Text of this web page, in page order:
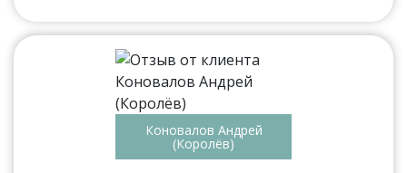
Коновалов Андрей
(Королёв)